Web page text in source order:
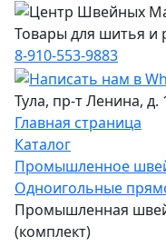
Товары для шитья и
8-910-553-9883
Тула, пр-т Ленина, д.
Главная страница
Каталог
Промышленное
Одноигольные
Промышленная
(комплект)